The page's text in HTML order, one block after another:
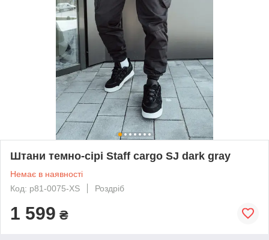
Штани темно-сірі Staff cargo SJ dark gray
Немає в наявності
Код: p81-0075-XS
Роздріб
1 599 ₴